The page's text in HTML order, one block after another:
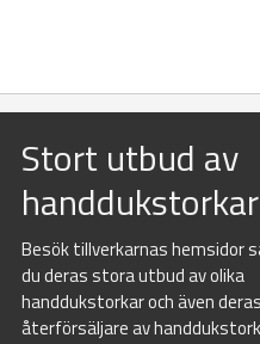
Stort utbud av
handdukstorkar
Besök tillverkarnas hemsidor
du deras stora utbud av olika
handdukstorkar och även
återförsäljare av